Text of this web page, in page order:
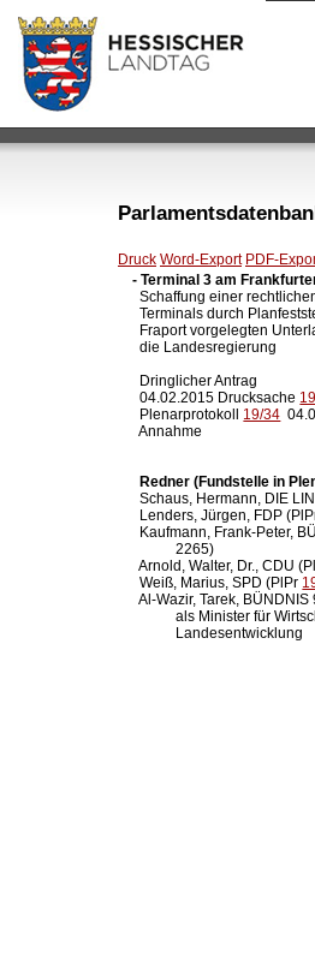
Druck Word-Export PDF-
- Terminal 3 am
Schaffung einer
Terminals durch
Fraport vorgelegten
  die Landesregierung
Dringlicher Antrag
  04.02.2015 Drucksache
  Plenarprotokoll
19/34
  Annahme
Redner (Fundstelle in
Schaus, Hermann, DIE
Lenders, Jürgen, FDP
Kaufmann, Frank-
            2265)
Arnold, Walter, Dr., CDU
  Weiß, Marius, SPD (PlPr
Al-Wazir, Tarek,
als Minister für
            Landesentwicklung